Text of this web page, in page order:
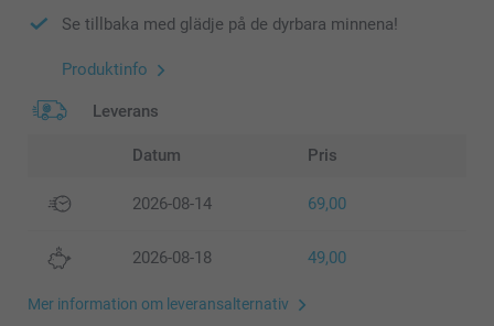
Se tillbaka med glädje på de dyrbara minnena!
Produktinfo
Leverans
Datum Pris
2026-08-14 69,00
2026-08-18 49,00
Mer information om leveransalternativ